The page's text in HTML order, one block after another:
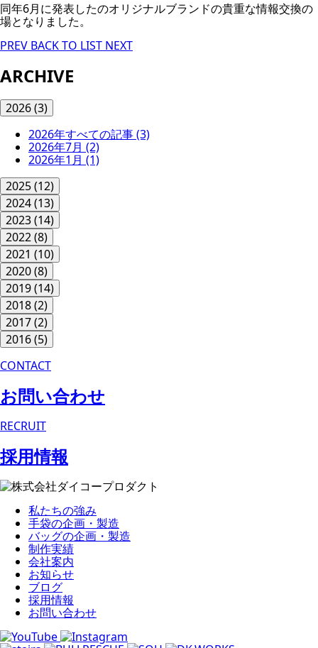
同年6月に発表したのオリジナルブランドの貴重な情報交換の
場となりました。
PREV BACK TO LIST NEXT
ARCHIVE
2026(3)
2026年すべての記事(3)
2026年7月 (2)
2026年1月 (1)
2025(12)
2024(13)
2023(14)
2022(8)
2021 (10)
2020(8)
2019(14)
2018(2)
2017(2)
2016(5)
CONTACT
お問い合わせ
RECRUIT
採用情報
私たちの強み
手袋の企画・製造
バッグの企画・製造
制作実績
会社案内
お知らせ
ブログ
採用情報
お問い合わせ